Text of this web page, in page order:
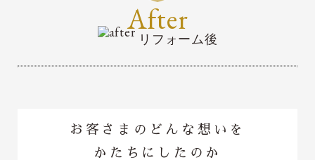
After
リフォーム後
お客さまのどんな想いを
かたちにしたのか